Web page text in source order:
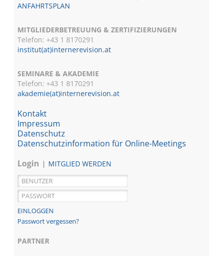
ANFAHRTSPLAN
MITGLIEDERBETREUUNG & ZERTIFIZIERUNGEN
Telefon: +43 1 8170291
institut(at)internerevision.at
SEMINARE & AKADEMIE
Telefon: +43 18170291
akademie(at)internerevision.at
Kontakt
Impressum
Datenschutz
Datenschutzinformation für Online-Meetings
Login
MITGLIED WERDEN
Passwort vergessen?
PARTNER